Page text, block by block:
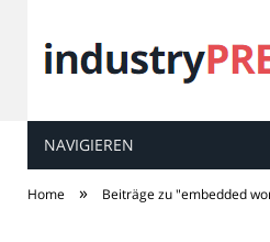
industry
NAVIGIEREN
Home » Beiträge zu "embedded